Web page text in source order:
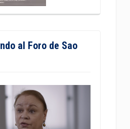
al Foro de Sao